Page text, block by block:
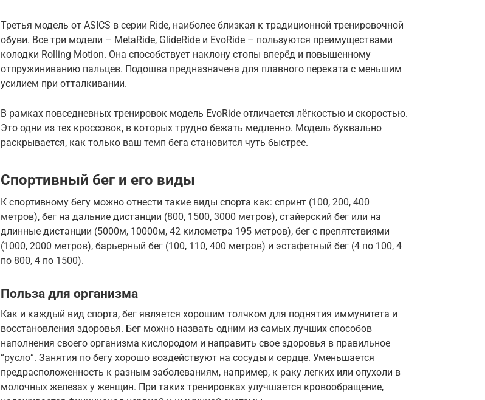
Третья модель от ASICS в серии Ride, наиболее близкая к традиционной тренировочной
обуви. Все три модели – MetaRide, GlideRide и EvoRide – пользуются преимуществами
колодки Rolling Motion. Она способствует наклону стопы вперёд и повышенному
отпружиниванию пальцев. Подошва предназначена для плавного переката с меньшим
усилием при отталкивании.
В рамках повседневных тренировок модель EvoRide отличается лёгкостью и скоростью.
Это одни из тех кроссовок, в которых трудно бежать медленно. Модель буквально
раскрывается, как только ваш темп бега становится чуть быстрее.
Спортивный бег и его виды
К спортивному бегу можно отнести такие виды спорта как: спринт (100, 200, 400
метров), бег на дальние дистанции (800, 1500, 3000 метров), стайерский бег или на
длинные дистанции (5000м, 10000м, 42 километра 195 метров), бег с препятствиями
(1000, 2000 метров), барьерный бег (100, 110, 400 метров) и эстафетный бег (4 по 100, 4
по 800, 4 по 1500).
Польза для организма
Как и каждый вид спорта, бег является хорошим толчком для поднятия иммунитета и
восстановления здоровья. Бег можно назвать одним из самых лучших способов
наполнения своего организма кислородом и направить свое здоровья в правильное
“русло”. Занятия по бегу хорошо воздействуют на сосуды и сердце. Уменьшается
предрасположенность к разным заболеваниям, например, к раку легких или опухоли в
молочных железах у женщин. При таких тренировках улучшается кровообращение,